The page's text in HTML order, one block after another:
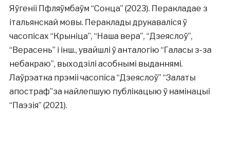
Яўгеніі Пфляўмбаўм “Сонца” (2023). Перакладае з
італьянскай мовы. Пераклады друкаваліся ў
часопісах “Крыніца”, “Наша вера”, “Дзеяслоў”,
“Верасень” і інш., увайшлі ў анталогію “Галасы з-за
небакраю”, выходзілі асобнымі выданнямі.
Лаўрэатка прэміі часопіса “Дзеяслоў” “Залаты
апостраф”за найлепшую публікацыю ў намінацыі
“Паэзія” (2021).